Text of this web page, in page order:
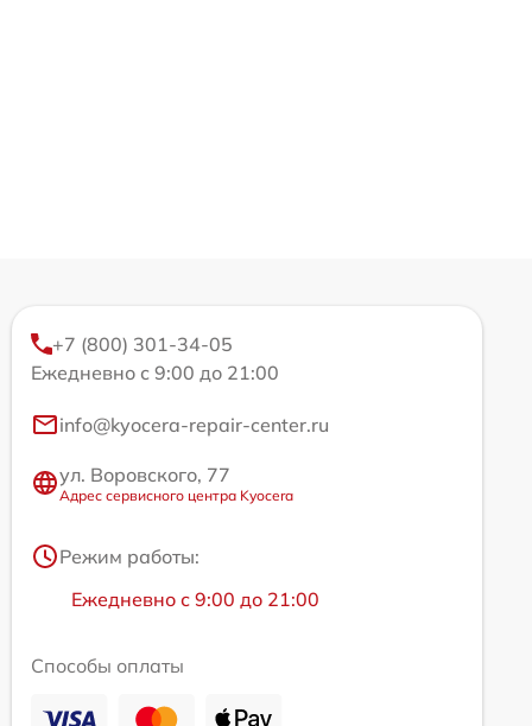
+7 (800) 301-34-05
Ежедневно с 9:00 до 21:00
info@kyocera-repair-center.ru
ул. Воровского, 77
Адрес сервисного центра Kyocera
Режим работы:
Ежедневно с 9:00 до 21:00
Способы оплаты